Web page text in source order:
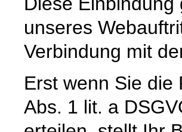
unseres
Verbindung mit
Erst wenn Sie die
Abs. 1 lit. a